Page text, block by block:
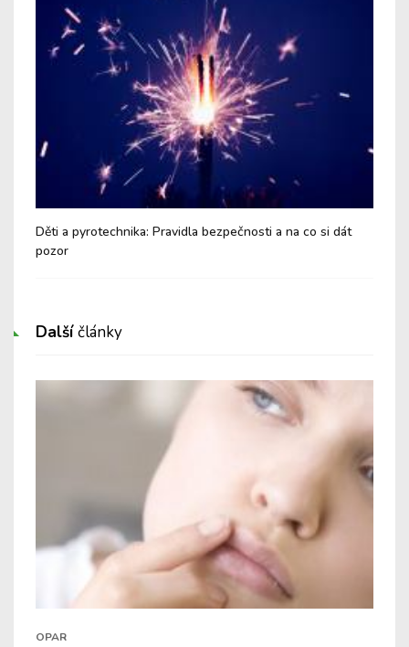
Děti a pyrotechnika: Pravidla bezpečnosti a na co si dát
pozor
Dalšíčlánky
OPAR